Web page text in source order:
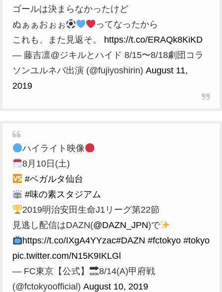
ゴールは決まらなかったけど
ぬぁぁおぉぉ
ってなったから
これも、また見返そ。 https://t.co/ERAQk8KiKD
— 藤吉凛@ジキルとハイド 8/15〜8/18劇団コラ
ソンユルネバ出演 (@fujiyoshirin) August 11,
2019
ハイライト映像
8月10日(土)
#ベガルタ仙台
#味の素スタジアム
2019明治安田生命J1リーグ第22節
見逃し配信はDAZN(@DAZN_JPN)で
https://t.co/IXgA4YYzac#DAZN #fctokyo #tokyo
pic.twitter.com/N15K9IKLGl
— FC東京【公式】
8/14(A)甲府戦
(@fctokyoofficial) August 10, 2019